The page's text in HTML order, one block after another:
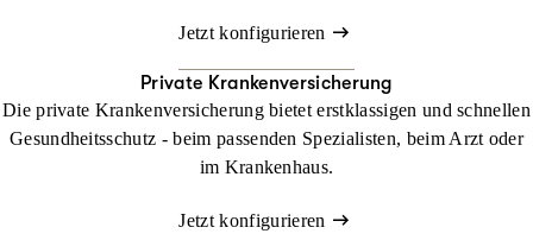
Jetzt konfigurieren
Private Krankenversicherung
Die private Krankenversicherung bietet erstklassigen und schnellen
Gesundheitsschutz - beim passenden Spezialisten, beim Arzt oder
im Krankenhaus.
Jetzt konfigurieren